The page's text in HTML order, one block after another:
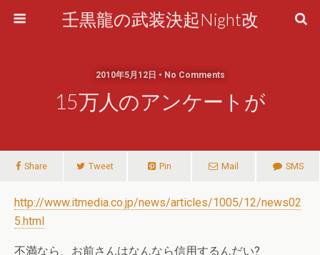
壬黒龍の武装決起Night改
2010年5月12日 • No Comments
15万人のアンケートが
Share Tweet Pin Mail SMS
http://www.itmedia.co.jp/news/articles/1005/12/news02
5.html
不満なら、お前さんはなんなら信用するんだい?